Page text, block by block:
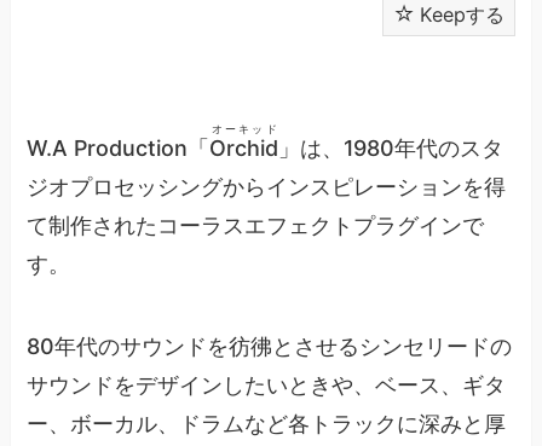
Keepする
W.A Production「 Orchid
オーキッド
」は、1980年代のスタ
ジオプロセッシングからインスピレーションを得
て制作されたコーラスエフェクトプラグインで
す。
80年代のサウンドを彷彿とさせるシンセリードの
サウンドをデザインしたいときや、ベース、ギタ
ー、ボーカル、ドラムなど各トラックに深みと厚